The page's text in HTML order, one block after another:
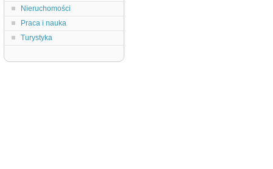
Nieruchomości
Praca i nauka
Turystyka